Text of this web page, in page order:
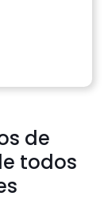
de
todos